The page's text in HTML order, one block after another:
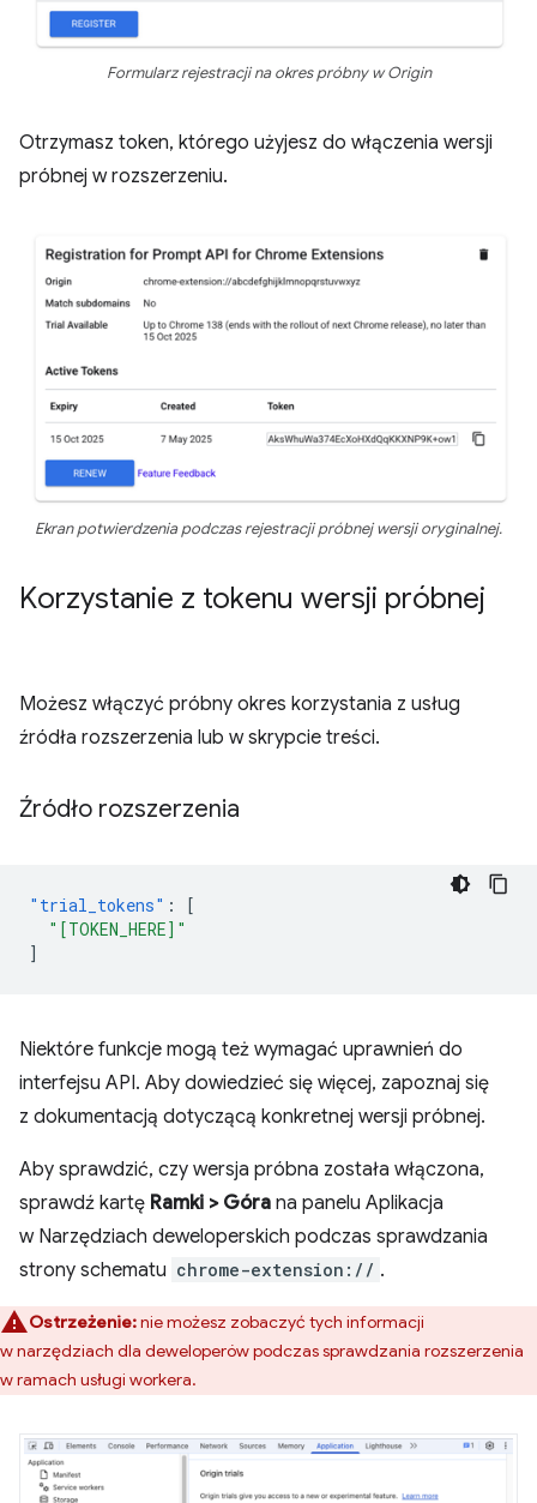
Formularz rejestracji na okres próbny w Origin
Otrzymasz token, którego użyjesz do włączenia wersji
próbnej w rozszerzeniu.
Ekran potwierdzenia podczas rejestracji próbnej wersji oryginalnej.
Korzystanie z tokenu wersji próbnej
Możesz włączyć próbny okres korzystania z usług
źródła rozszerzenia lub w skrypcie treści.
Źródło rozszerzenia
"trial_tokens" :
[
"[TOKEN_HERE]"
]
Niektóre funkcje mogą też wymagać uprawnień do
interfejsu API. Aby dowiedzieć się więcej, zapoznaj się
z dokumentacją dotyczącą konkretnej wersji próbnej.
Aby sprawdzić, czy wersja próbna została włączona,
sprawdź kartę Ramki > Góra na panelu Aplikacja
w Narzędziach deweloperskich podczas sprawdzania
strony schematu chrome-extension:// .
Ostrzeżenie:nie możesz zobaczyć tych informacji
w narzędziach dla deweloperów podczas sprawdzania rozszerzenia
w ramach usługi workera.